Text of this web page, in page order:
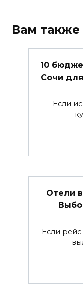
Вам также
10
Сочи
Если
Отели
Если